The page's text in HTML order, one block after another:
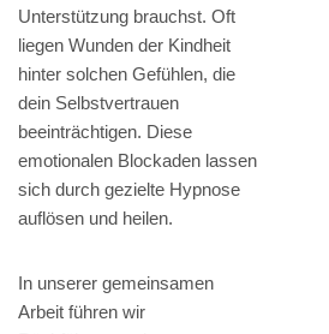
Unterstützung brauchst. Oft
liegen Wunden der Kindheit
hinter solchen Gefühlen, die
dein Selbstvertrauen
beeinträchtigen. Diese
emotionalen Blockaden lassen
sich durch gezielte Hypnose
auflösen und heilen.
In unserer gemeinsamen
Arbeit führen wir